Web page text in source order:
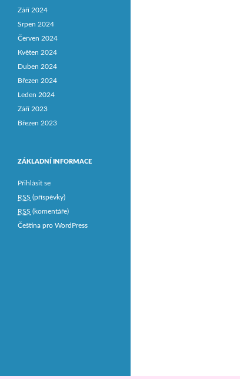
Září 2024
Srpen 2024
Červen 2024
Květen 2024
Duben 2024
Březen 2024
Leden 2024
Září 2023
Březen 2023
ZÁKLADNÍ INFORMACE
Přihlásit se
RSS (příspěvky)
RSS (komentáře)
Čeština pro WordPress